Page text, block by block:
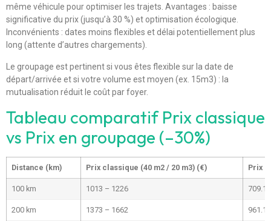
même véhicule pour optimiser les trajets. Avantages : baisse
significative du prix (jusqu’à 30 %) et optimisation écologique.
Inconvénients : dates moins flexibles et délai potentiellement plus
long (attente d’autres chargements).
Le groupage est pertinent si vous êtes flexible sur la date de
départ/arrivée et si votre volume est moyen (ex. 15m3) : la
mutualisation réduit le coût par foyer.
Tableau comparatif Prix classique
vs Prix en groupage (–30%)
Distance (km) Prix classique (40 m2 / 20 m3) (€) Prix
100 km 1013 – 1226 709.1
200 km 1373 – 1662 961.1